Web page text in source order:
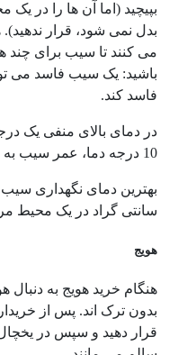
بپیچید (اما آن ها را در
بدل نمی شود، قرار
می کنند تا سیب برای چند
باشید: یک سیب فاسد می
فاسد کند.
در دمای بالای منفی یک
10 درجه دما، عمر سیب به طور چشم گیری کاهش می یابد.
بهترین دمای نگهداری
سانتی گراد در یک محیط
هویج
هنگام خرید هویج به دنبال
بدون ترک اند. پس از
قرار دهید و سپس در یخچال